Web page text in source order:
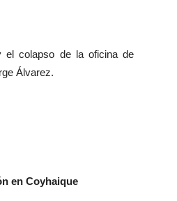
el colapso de la oficina de
Álvarez.
en Coyhaique